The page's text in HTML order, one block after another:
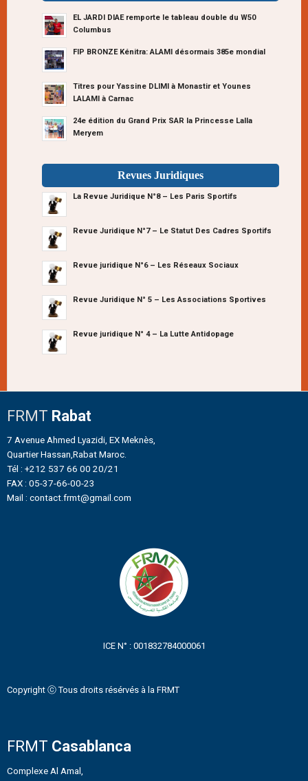
EL JARDI DIAE remporte le tableau double du W50
Columbus
FIP BRONZE Kénitra: ALAMI désormais 385e mondial
Titres pour Yassine DLIMI à Monastir et Younes
LALAMI à Carnac
24e édition du Grand Prix SAR la Princesse Lalla
Meryem
Revues Juridiques
La Revue Juridique N°8 – Les Paris Sportifs
Revue Juridique N°7 – Le Statut Des Cadres Sportifs
Revue juridique N°6 – Les Réseaux Sociaux
Revue Juridique N° 5 – Les Associations Sportives
Revue juridique N° 4 – La Lutte Antidopage
FRMT Rabat
7 Avenue Ahmed Lyazidi, EX Meknès,
Quartier Hassan,Rabat Maroc.
Tél : +212 537 66 00 20/21
FAX : 05-37-66-00-23
Mail : contact.frmt@gmail.com
ICE N° : 001832784000061
Copyright ⓒ Tous droits résérvés à la FRMT
FRMT Casablanca
Complexe Al Amal,